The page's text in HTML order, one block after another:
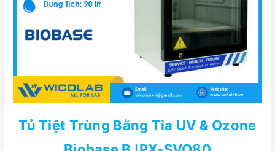
Tủ Tiệt Trùng Bằng Tia UV & Ozone